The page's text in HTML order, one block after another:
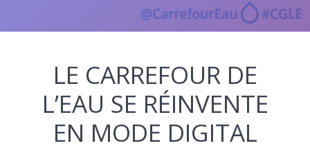
LE CARREFOUR DE
L’EAU SE RÉINVENTE
EN MODE DIGITAL